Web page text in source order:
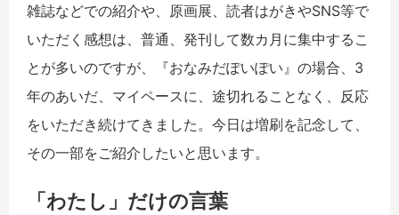
雑誌などでの紹介や、原画展、読者はがきやSNS等で
いただく感想は、普通、発刊して数カ月に集中するこ
とが多いのですが、『おなみだぽいぽい』の場合、3
年のあいだ、マイペースに、途切れることなく、反応
をいただき続けてきました。今日は増刷を記念して、
その一部をご紹介したいと思います。
「わたし」だけの言葉